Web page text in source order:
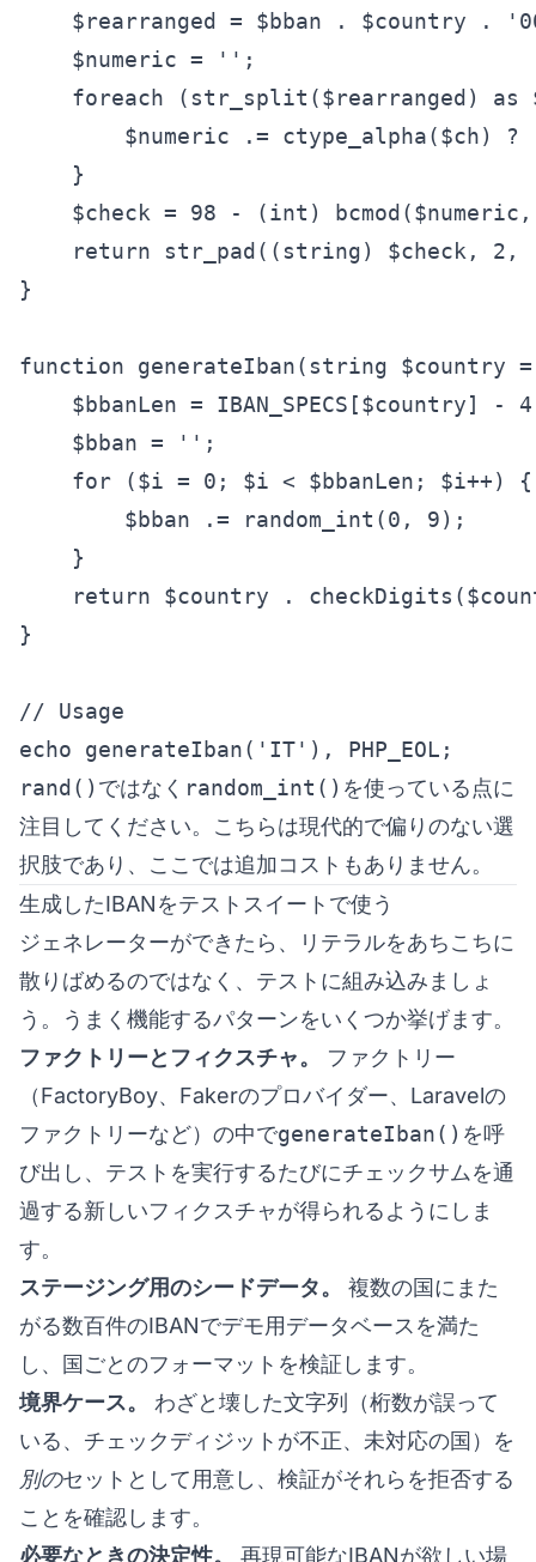
$rearranged = $bban . $country .
    $numeric = '';
foreach (str_split($rearranged) as
$numeric .= ctype_alpha($ch) ?
    }
$check = 98 - (int)
return str_pad((string) $check, 2,
}
function generateIban(string
$bbanLen = IBAN_SPECS[$country] -
    $bban = '';
    for ($i = 0; $i < $bbanLen; $i++) {
        $bban .= random_int(0, 9);
    }
return $country .
}
// Usage
echo generateIban('IT'), PHP_EOL;
rand() ではなく random_int() を使っている点に
注目してください。こちらは現代的で偏りのない選
択肢であり、ここでは追加コストもありません。
生成したIBANをテストスイートで使う
ジェネレーターができたら、リテラルをあちこちに
散りばめるのではなく、テストに組み込みましょ
う。うまく機能するパターンをいくつか挙げます。
ファクトリーとフィクスチャ。
ファクトリー
（FactoryBoy、Fakerのプロバイダー、Laravelの
ファクトリーなど）の中でgenerateIban() を呼
び出し、テストを実行するたびにチェックサムを通
過する新しいフィクスチャが得られるようにしま
す。
ステージング用のシードデータ。
複数の国にまた
がる数百件のIBANでデモ用データベースを満た
し、国ごとのフォーマットを検証します。
境界ケース。
わざと壊した文字列（桁数が誤って
いる、チェックディジットが不正、未対応の国）を
別のセットとして用意し、検証がそれらを拒否する
ことを確認します。
必要なときの決定性。
再現可能なIBANが欲しい場